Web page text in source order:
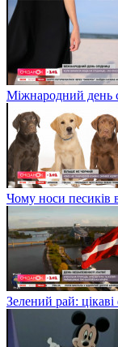
Міжнародний день
Чому носи песиків
Зелений рай: